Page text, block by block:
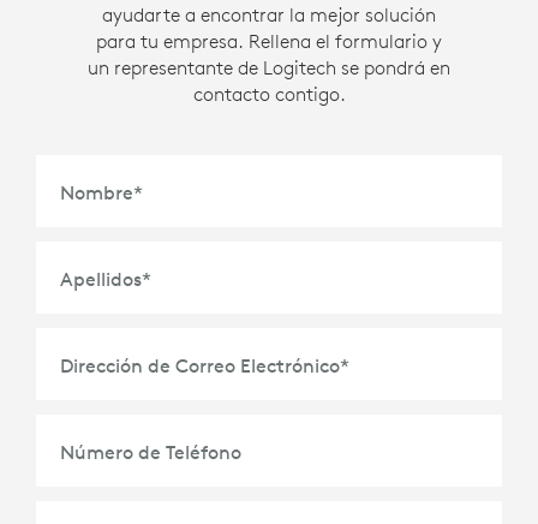
ayudarte a encontrar la mejor solución
para tu empresa. Rellena el formulario y
un representante de Logitech se pondrá en
contacto contigo.
Nombre*
Apellidos*
Dirección de Correo Electrónico*
Número de Teléfono